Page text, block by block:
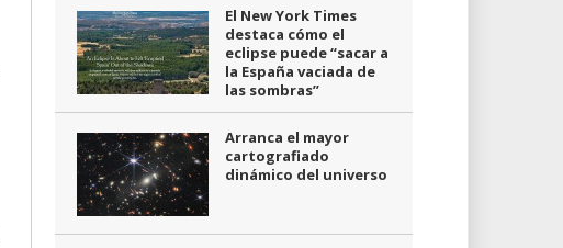
El New York Times
destaca cómo el
eclipse puede “sacar a
la España vaciada de
las sombras”
Arranca el mayor
cartografiado
dinámico del universo